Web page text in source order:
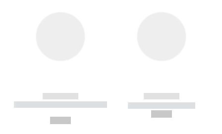
------------
----------- ----------- --------
------------
----------- -----------